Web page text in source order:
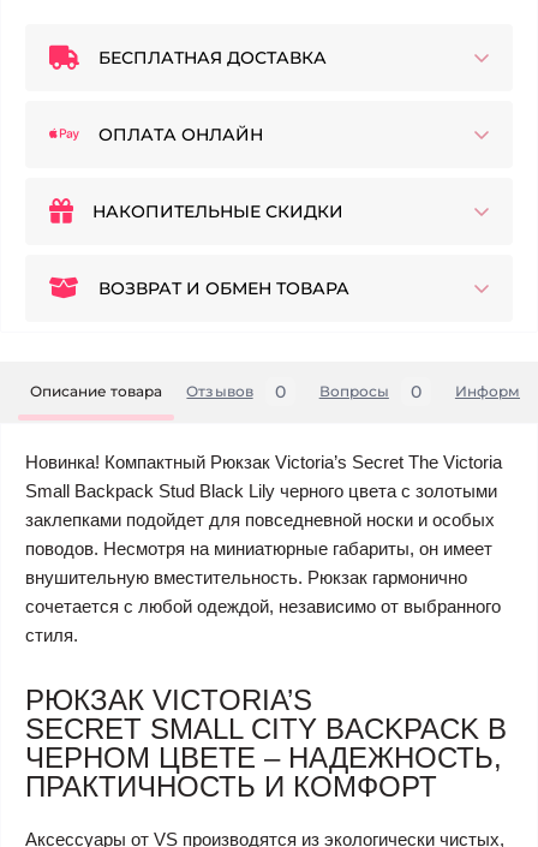
БЕСПЛАТНАЯ ДОСТАВКА
ОПЛАТА ОНЛАЙН
НАКОПИТЕЛЬНЫЕ СКИДКИ
ВОЗВРАТ И ОБМЕН ТОВАРА
Описание товара Отзывов 0 Вопросы 0
Новинка! Компактный Рюкзак Victoria’s Secret The Victoria
Small Backpack Stud Black Lily черного цвета с золотыми
заклепками подойдет для повседневной носки и особых
поводов. Несмотря на миниатюрные габариты, он имеет
внушительную вместительность. Рюкзак гармонично
сочетается с любой одеждой, независимо от выбранного
стиля.
РЮКЗАК VICTORIA’S
SECRET SMALL CITY BACKPACK В
ЧЕРНОМ ЦВЕТЕ – НАДЕЖНОСТЬ,
ПРАКТИЧНОСТЬ И КОМФОРТ
Аксессуары от VS производятся из экологически чистых,